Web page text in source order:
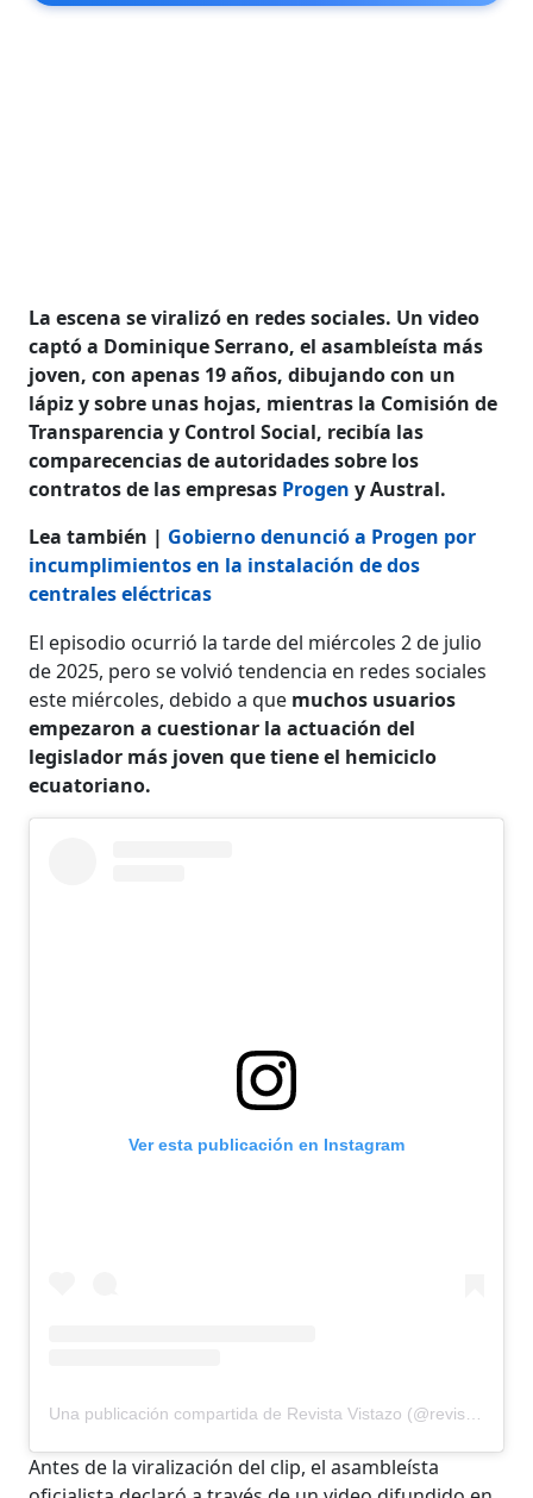
La escena se viralizó en redes sociales. Un video
captó a Dominique Serrano, el asambleísta más
joven, con apenas 19 años, dibujando con un
lápiz y sobre unas hojas, mientras la Comisión de
Transparencia y Control Social, recibía las
comparecencias de autoridades sobre los
contratos de las empresas Progen y Austral.
Lea también | Gobierno denunció a Progen por
incumplimientos en la instalación de dos
centrales eléctricas
El episodio ocurrió la tarde del miércoles 2 de julio
de 2025, pero se volvió tendencia en redes sociales
este miércoles, debido a que muchos usuarios
empezaron a cuestionar la actuación del
legislador más joven que tiene el hemiciclo
ecuatoriano.
Ver esta publicación en Instagram
Antes de la viralización del clip, el asambleísta